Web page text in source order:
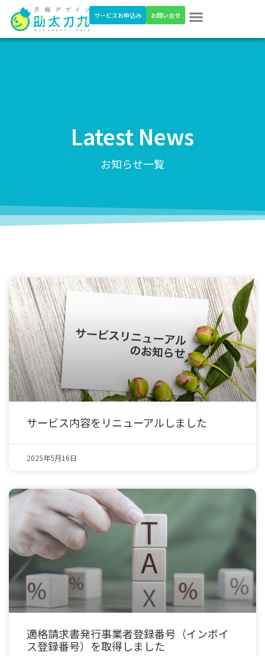
サービスお申込み お問い合せ
Latest News
お知らせ一覧
サービス内容をリニューアルしました
2025年5月16日
適格請求書発行事業者登録番号（インボイ
ス登録番号）を取得しました